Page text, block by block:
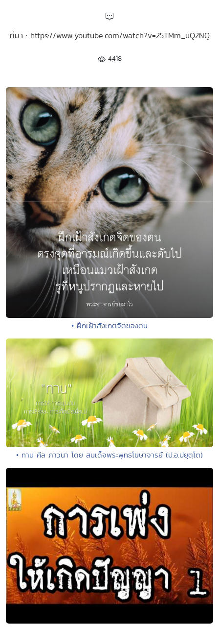
ที่มา : https://www.youtube.com/watch?v=25TMm_uQ2NQ
4,418
• ฝึกเฝ้าสังเกตจิตของตน
• ทาน ศีล ภาวนา โดย สมเด็จพระพุทธโฆษาจารย์ (ป.อ.ปยุตฺโต)